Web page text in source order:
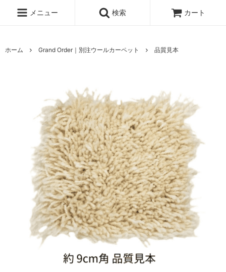
メニュー 検索 カート
ホーム Grand Order｜別注ウールカーペット 品質見本